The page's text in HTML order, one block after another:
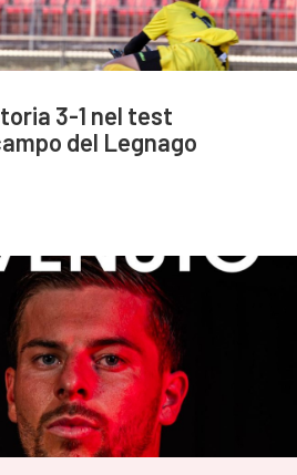
3-1 nel test
del Legnago